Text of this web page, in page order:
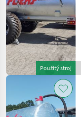
Použitý stroj